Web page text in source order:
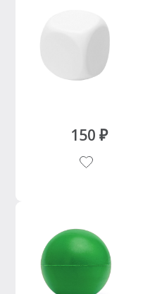
150 ₽